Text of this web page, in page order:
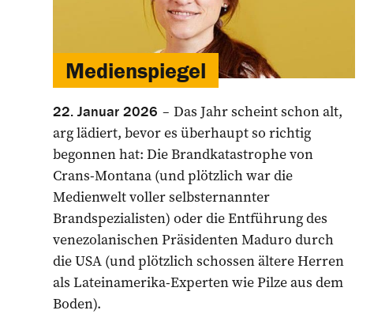
Medienspiegel
22. Januar 2026
Das Jahr scheint schon alt,
arg lädiert, bevor es überhaupt so richtig
begonnen hat: Die Brandkatastrophe von
Crans-Montana (und plötzlich war die
Medienwelt voller selbsternannter
Brandspezialisten) oder die Entführung des
venezolanischen Präsidenten Maduro durch
die USA (und plötzlich schossen ältere Herren
als Lateinamerika-Experten wie Pilze aus dem
Boden).